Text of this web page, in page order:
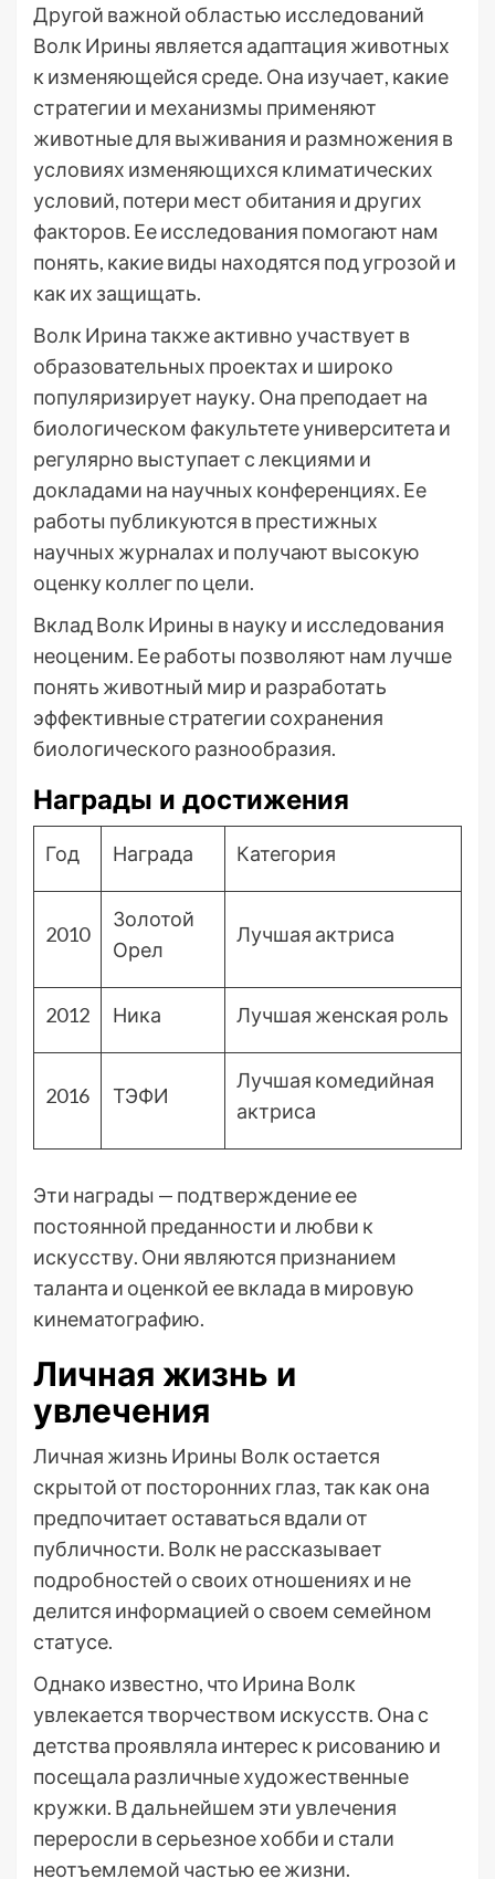
Другой важной областью исследований
Волк Ирины является адаптация животных
к изменяющейся среде. Она изучает, какие
стратегии и механизмы применяют
животные для выживания и размножения в
условиях изменяющихся климатических
условий, потери мест обитания и других
факторов. Ее исследования помогают нам
понять, какие виды находятся под угрозой и
как их защищать.
Волк Ирина также активно участвует в
образовательных проектах и широко
популяризирует науку. Она преподает на
биологическом факультете университета и
регулярно выступает с лекциями и
докладами на научных конференциях. Ее
работы публикуются в престижных
научных журналах и получают высокую
оценку коллег по цели.
Вклад Волк Ирины в науку и исследования
неоценим. Ее работы позволяют нам лучше
понять животный мир и разработать
эффективные стратегии сохранения
биологического разнообразия.
Награды и достижения
Год Награда Категория
2010
Золотой
Орел
Лучшая актриса
2012 Ника Лучшая женская роль
2016 ТЭФИ
Лучшая комедийная
актриса
Эти награды — подтверждение ее
постоянной преданности и любви к
искусству. Они являются признанием
таланта и оценкой ее вклада в мировую
кинематографию.
Личная жизнь и
увлечения
Личная жизнь Ирины Волк остается
скрытой от посторонних глаз, так как она
предпочитает оставаться вдали от
публичности. Волк не рассказывает
подробностей о своих отношениях и не
делится информацией о своем семейном
статусе.
Однако известно, что Ирина Волк
увлекается творчеством искусств. Она с
детства проявляла интерес к рисованию и
посещала различные художественные
кружки. В дальнейшем эти увлечения
переросли в серьезное хобби и стали
неотъемлемой частью ее жизни.